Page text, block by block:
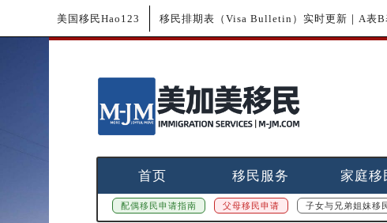
美国移民Hao123 移民排期表（Visa Bulletin）实时更新｜A表B
首页 移民服务 家庭移
配偶移民申请指南 父母移民申请 子女与兄弟姐妹移